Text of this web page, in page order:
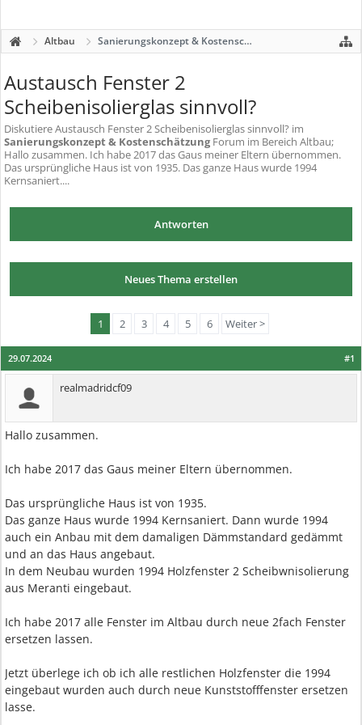
Altbau Sanierungskonzept & Kostenschätzung
Austausch Fenster 2
Scheibenisolierglas sinnvoll?
DiskutiereAustausch Fenster 2 Scheibenisolierglas sinnvoll? im
Sanierungskonzept & Kostenschätzung Forum im Bereich Altbau;
Hallo zusammen. Ich habe 2017 das Gaus meiner Eltern übernommen.
Das ursprüngliche Haus ist von 1935. Das ganze Haus wurde 1994
Kernsaniert....
Antworten
Neues Thema erstellen
1 2 3 4 5 6 Weiter >
#1
29.07.2024
realmadridcf09
Hallo zusammen.
Ich habe 2017 das Gaus meiner Eltern übernommen.
Das ursprüngliche Haus ist von 1935.
Das ganze Haus wurde 1994 Kernsaniert. Dann wurde 1994
auch ein Anbau mit dem damaligen Dämmstandard gedämmt
und an das Haus angebaut.
In dem Neubau wurden 1994 Holzfenster 2 Scheibwnisolierung
aus Meranti eingebaut.
Ich habe 2017 alle Fenster im Altbau durch neue 2fach Fenster
ersetzen lassen.
Jetzt überlege ich ob ich alle restlichen Holzfenster die 1994
eingebaut wurden auch durch neue Kunststofffenster ersetzen
lasse.